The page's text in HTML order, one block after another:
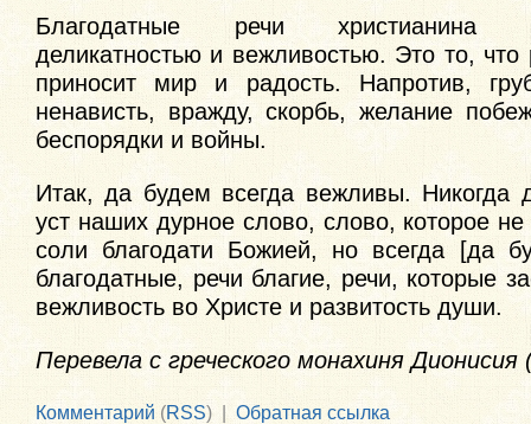
Благодатные речи христианина
деликатностью и вежливостью. Это то,
приносит мир и радость. Напротив,
ненависть, вражду, скорбь, желание
беспорядки и войны.
Итак, да будем всегда вежливы. Никогда
уст наших дурное слово, слово, которое не
соли благодати Божией, но всегда [да
благодатные, речи благие, речи, которые
вежливость во Христе и развитость души.
Перевела с греческого монахиня Дионисия
Комментарий (RSS) | Обратная ссылка